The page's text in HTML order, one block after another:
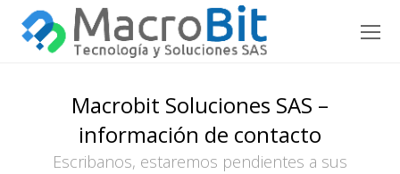
Macrobit Soluciones SAS –
información de contacto
Escribanos, estaremos pendientes a sus